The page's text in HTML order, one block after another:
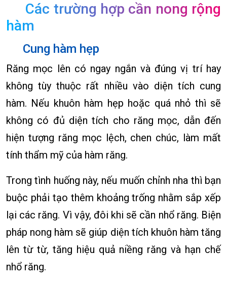
Các trường hợp cần nong rộng
hàm
Cung hàm hẹp
Răng mọc lên có ngay ngắn và đúng vị trí hay
không tùy thuộc rất nhiều vào diện tích cung
hàm. Nếu khuôn hàm hẹp hoặc quá nhỏ thì sẽ
không có đủ diện tích cho răng mọc, dẫn đến
hiện tượng răng mọc lệch, chen chúc, làm mất
tính thẩm mỹ của hàm răng.
Trong tình huống này, nếu muốn chỉnh nha thì bạn
buộc phải tạo thêm khoảng trống nhằm sắp xếp
lại các răng. Vì vậy, đôi khi sẽ cần nhổ răng. Biện
pháp nong hàm sẽ giúp diện tích khuôn hàm tăng
lên từ từ, tăng hiệu quả niềng răng và hạn chế
nhổ răng.